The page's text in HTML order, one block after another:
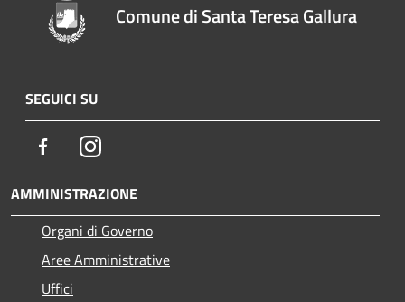
Comune di Santa Teresa Gallura
SEGUICI SU
FacebookInstagram
AMMINISTRAZIONE
Organi di Governo
Aree Amministrative
Uffici